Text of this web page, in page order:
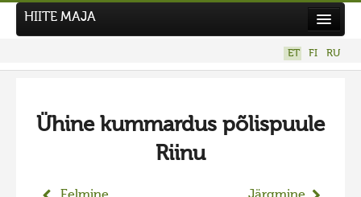
Tegutse
HIITE MAJA
ET FI RU
Ühine kummardus põlispuule
Riinu